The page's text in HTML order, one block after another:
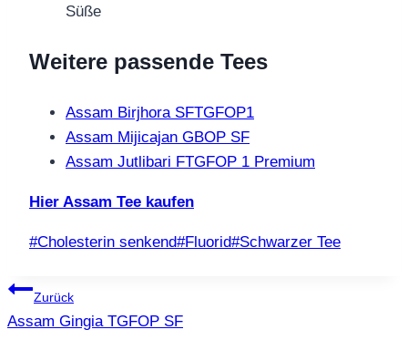
Süße
Weitere passende Tees
Assam Birjhora SFTGFOP1
Assam Mijicajan GBOP SF
Assam Jutlibari FTGFOP 1 Premium
Hier Assam Tee kaufen
Schlagworte:
#Cholesterin senkend#Fluorid#Schwarzer Tee
Beitragsnavigation
Zurück
Assam Gingia TGFOP SF